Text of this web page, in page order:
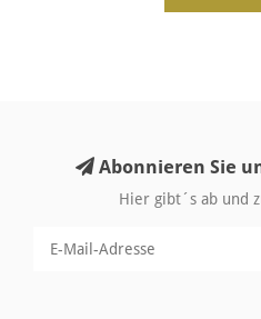
Abonnieren Sie
Hier gibt´s ab und